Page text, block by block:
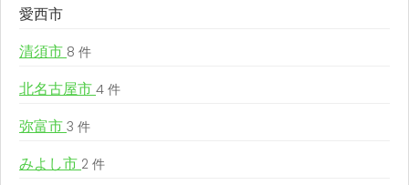
愛西市
清須市 8 件
北名古屋市 4 件
弥富市 3 件
みよし市 2 件